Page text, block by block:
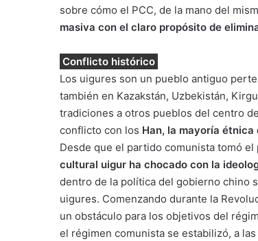
sobre cómo el PCC, de la mano del
masiva con el claro propósito de
Conflicto histórico
Los uigures son un pueblo antiguo
también en Kazakstán, Uzbekistán,
tradiciones a otros pueblos del centro
conflicto con los Han, la mayoría étnica
Desde que el partido comunista tomó
cultural uigur ha chocado con la
dentro de la política del gobierno chino
uigures. Comenzando durante la
un obstáculo para los objetivos del
el régimen comunista se estabilizó, a